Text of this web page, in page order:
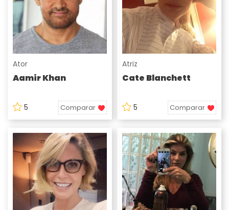
Ator
Aamir Khan
5 Comparar
Atriz
Cate Blanchett
5 Comparar